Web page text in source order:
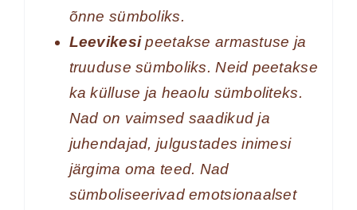
õnne sümboliks.
Leevikesipeetakse armastuse ja
truuduse sümboliks. Neid peetakse
ka külluse ja heaolu sümboliteks.
Nad on vaimsed saadikud ja
juhendajad, julgustades inimesi
järgima oma teed. Nad
sümboliseerivad emotsionaalset